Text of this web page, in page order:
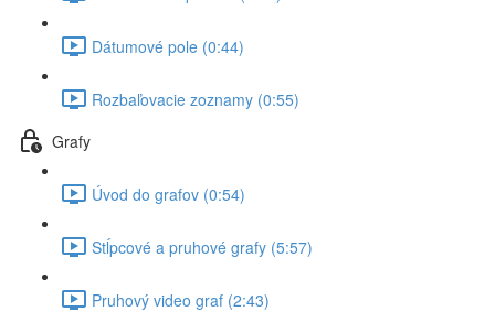
Dátumové pole (0:44)
Rozbaľovacie zoznamy (0:55)
Grafy
Úvod do grafov (0:54)
Stĺpcové a pruhové grafy (5:57)
Pruhový video graf (2:43)